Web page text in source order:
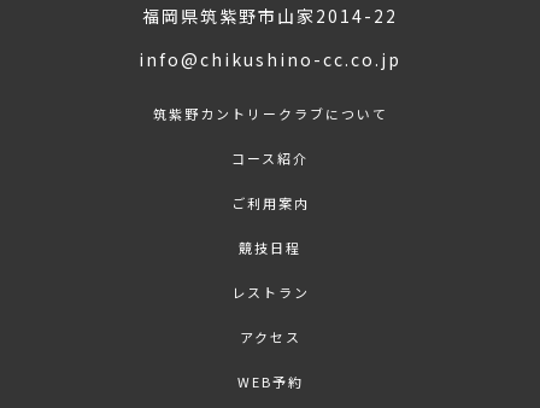
福岡県筑紫野市山家2014-22
info@chikushino-cc.co.jp
筑紫野カントリークラブについて
コース紹介
ご利用案内
競技日程
レストラン
アクセス
WEB予約